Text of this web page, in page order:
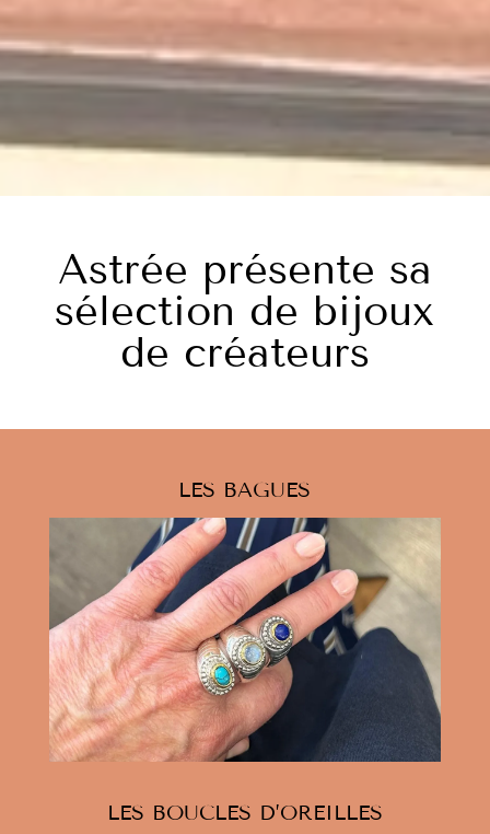
Astrée présente sa
sélection de bijoux
de créateurs
LES BAGUES
LES BOUCLES D’OREILLES